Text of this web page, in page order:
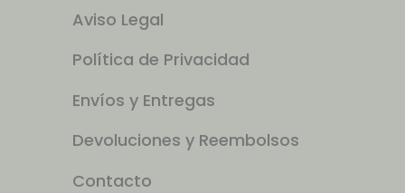
Aviso Legal
Política de Privacidad
Envíos y Entregas
Devoluciones y Reembolsos
Contacto